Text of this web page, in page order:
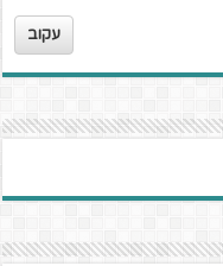
עקוב